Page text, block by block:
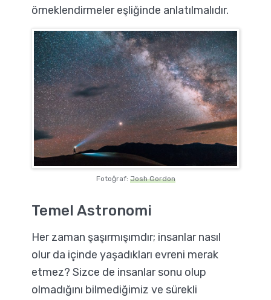
örneklendirmeler eşliğinde anlatılmalıdır.
Fotoğraf: Josh Gordon
Temel Astronomi
Her zaman şaşırmışımdır; insanlar nasıl
olur da içinde yaşadıkları evreni merak
etmez? Sizce de insanlar sonu olup
olmadığını bilmediğimiz ve sürekli